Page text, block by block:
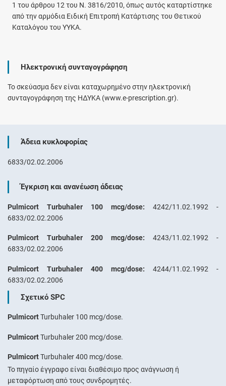
1 του άρθρου 12 του Ν. 3816/2010, όπως αυτός καταρτίστηκε
από την αρμόδια Ειδική Επιτροπή Κατάρτισης του Θετικού
Καταλόγου του ΥΥΚΑ.
Ηλεκτρονική συνταγογράφηση
Το σκεύασμα δεν είναι καταχωρημένο στην ηλεκτρονική
συνταγογράφηση της ΗΔΥΚΑ (www.e-prescription.gr).
Άδεια κυκλοφορίας
6833/02.02.2006
Έγκριση και ανανέωση άδειας
Pulmicort Turbuhaler 100 mcg/dose: 4242/11.02.1992 -
6833/02.02.2006
Pulmicort Turbuhaler 200 mcg/dose: 4243/11.02.1992 -
6833/02.02.2006
Pulmicort Turbuhaler 400 mcg/dose: 4244/11.02.1992 -
6833/02.02.2006
Σχετικό SPC
PulmicortTurbuhaler 100 mcg/dose.
PulmicortTurbuhaler 200 mcg/dose.
PulmicortTurbuhaler 400 mcg/dose.
Το πηγαίο έγγραφο είναι διαθέσιμο προς ανάγνωση ή
μεταφόρτωση από τους συνδρομητές.